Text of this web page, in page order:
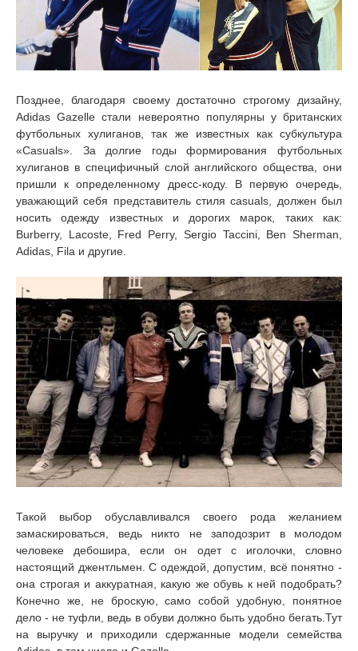
Позднее, благодаря своему достаточно строгому дизайну,
Adidas Gazelle стали невероятно популярны у британских
футбольных хулиганов, так же известных как субкультура
«Сasuals». За долгие годы формирования футбольных
хулиганов в специфичный слой английского общества, они
пришли к определенному дресс-коду. В первую очередь,
уважающий себя представитель стиля сasuals, должен был
носить одежду известных и дорогих марок, таких как:
Burberry, Lacoste, Fred Perry, Sergio Taccini, Ben Sherman,
Adidas, Fila и другие.
Такой выбор обуславливался своего рода желанием
замаскироваться, ведь никто не заподозрит в молодом
человеке дебошира, если он одет с иголочки, словно
настоящий джентльмен. С одеждой, допустим, всё понятно -
она строгая и аккуратная, какую же обувь к ней подобрать?
Конечно же, не броскую, само собой удобную, понятное
дело - не туфли, ведь в обуви должно быть удобно бегать.Тут
на выручку и приходили сдержанные модели семейства